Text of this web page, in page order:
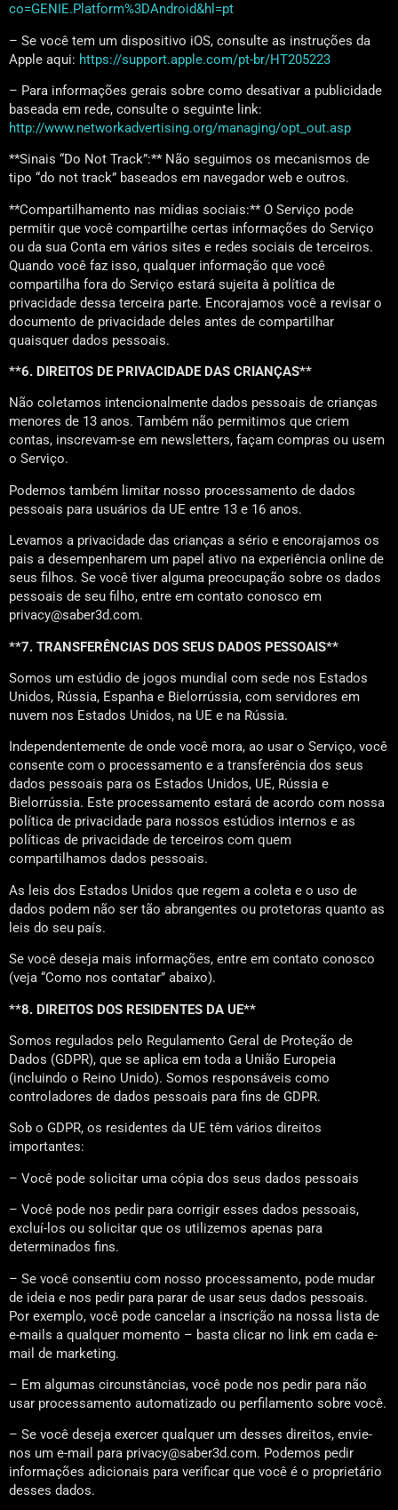
co=GENIE.Platform%3DAndroid&hl=pt
– Se você tem um dispositivo iOS, consulte as instruções da
Apple aqui: https://support.apple.com/pt-br/HT205223
– Para informações gerais sobre como desativar a publicidade
baseada em rede, consulte o seguinte link:
http://www.networkadvertising.org/managing/opt_out.asp
**Sinais “Do Not Track”:** Não seguimos os mecanismos de
tipo “do not track” baseados em navegador web e outros.
**Compartilhamento nas mídias sociais:** O Serviço pode
permitir que você compartilhe certas informações do Serviço
ou da sua Conta em vários sites e redes sociais de terceiros.
Quando você faz isso, qualquer informação que você
compartilha fora do Serviço estará sujeita à política de
privacidade dessa terceira parte. Encorajamos você a revisar o
documento de privacidade deles antes de compartilhar
quaisquer dados pessoais.
**6. DIREITOS DE PRIVACIDADE DAS CRIANÇAS**
Não coletamos intencionalmente dados pessoais de crianças
menores de 13 anos. Também não permitimos que criem
contas, inscrevam-se em newsletters, façam compras ou usem
o Serviço.
Podemos também limitar nosso processamento de dados
pessoais para usuários da UE entre 13 e 16 anos.
Levamos a privacidade das crianças a sério e encorajamos os
pais a desempenharem um papel ativo na experiência online de
seus filhos. Se você tiver alguma preocupação sobre os dados
pessoais de seu filho, entre em contato conosco em
privacy@saber3d.com.
**7. TRANSFERÊNCIAS DOS SEUS DADOS PESSOAIS**
Somos um estúdio de jogos mundial com sede nos Estados
Unidos, Rússia, Espanha e Bielorrússia, com servidores em
nuvem nos Estados Unidos, na UE e na Rússia.
Independentemente de onde você mora, ao usar o Serviço, você
consente com o processamento e a transferência dos seus
dados pessoais para os Estados Unidos, UE, Rússia e
Bielorrússia. Este processamento estará de acordo com nossa
política de privacidade para nossos estúdios internos e as
políticas de privacidade de terceiros com quem
compartilhamos dados pessoais.
As leis dos Estados Unidos que regem a coleta e o uso de
dados podem não ser tão abrangentes ou protetoras quanto as
leis do seu país.
Se você deseja mais informações, entre em contato conosco
(veja “Como nos contatar” abaixo).
**8. DIREITOS DOS RESIDENTES DA UE**
Somos regulados pelo Regulamento Geral de Proteção de
Dados (GDPR), que se aplica em toda a União Europeia
(incluindo o Reino Unido). Somos responsáveis como
controladores de dados pessoais para fins de GDPR.
Sob o GDPR, os residentes da UE têm vários direitos
importantes:
– Você pode solicitar uma cópia dos seus dados pessoais
– Você pode nos pedir para corrigir esses dados pessoais,
excluí-los ou solicitar que os utilizemos apenas para
determinados fins.
– Se você consentiu com nosso processamento, pode mudar
de ideia e nos pedir para parar de usar seus dados pessoais.
Por exemplo, você pode cancelar a inscrição na nossa lista de
e-mails a qualquer momento – basta clicar no link em cada e-
mail de marketing.
– Em algumas circunstâncias, você pode nos pedir para não
usar processamento automatizado ou perfilamento sobre você.
– Se você deseja exercer qualquer um desses direitos, envie-
nos um e-mail para privacy@saber3d.com. Podemos pedir
informações adicionais para verificar que você é o proprietário
desses dados.